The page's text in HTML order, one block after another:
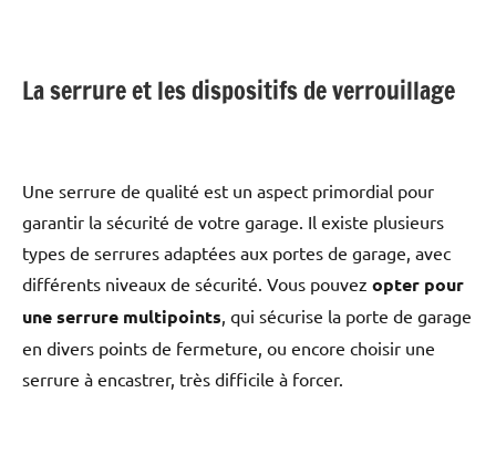
La serrure et les dispositifs de verrouillage
Une serrure de qualité est un aspect primordial pour
garantir la sécurité de votre garage. Il existe plusieurs
types de serrures adaptées aux portes de garage, avec
différents niveaux de sécurité. Vous pouvez opter pour
une serrure multipoints , qui sécurise la porte de garage
en divers points de fermeture, ou encore choisir une
serrure à encastrer, très difficile à forcer.